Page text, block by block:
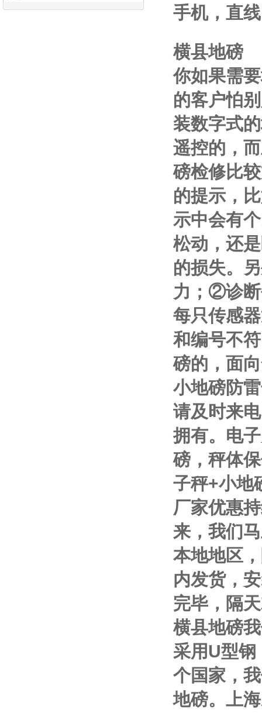
手机，直线
横县地磅
你如果需
的客户怕
装数字式
遥控的，
磅检修比
的提示，
示中会有个
松动，还
的损失。
力； ②诊
每只传感
和编号不
磅的，面
小地磅防
请及时来
拥有。电
磅，秤体
子秤+小地
厂家优惠
来，我们
本地地区
内发货，
完毕，隔
横县地磅
采用U型钢
个国家，
地磅。上